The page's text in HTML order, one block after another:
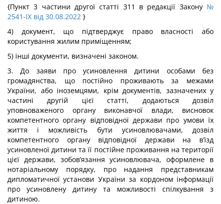
{Пункт 3 частини другої статті 311 в редакції Закону №
2541-IX від 30.08.2022 }
4) документ, що підтверджує право власності або
користування жилим приміщенням;
5) інші документи, визначені законом.
3. До заяви про усиновлення дитини особами без
громадянства, що постійно проживають за межами
України, або іноземцями, крім документів, зазначених у
частині другій цієї статті, додаються дозвіл
уповноваженого органу виконавчої влади, висновок
компетентного органу відповідної держави про умови їх
життя і можливість бути усиновлювачами, дозвіл
компетентного органу відповідної держави на в’їзд
усиновленої дитини та її постійне проживання на території
цієї держави, зобов’язання усиновлювача, оформлене в
нотаріальному порядку, про надання представникам
дипломатичної установи України за кордоном інформації
про усиновлену дитину та можливості спілкування з
дитиною.